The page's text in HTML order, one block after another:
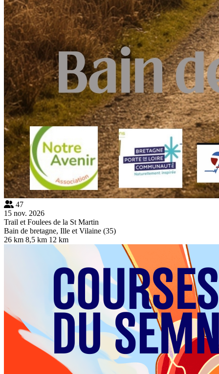
47
15 nov. 2026
Trail et Foulees de la St Martin
Bain de bretagne, Ille et Vilaine (35)
26 km 8,5 km 12 km